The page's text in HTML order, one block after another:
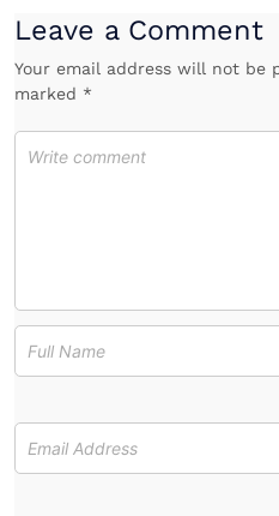
Leave a Comment
Your email address will not be
marked *